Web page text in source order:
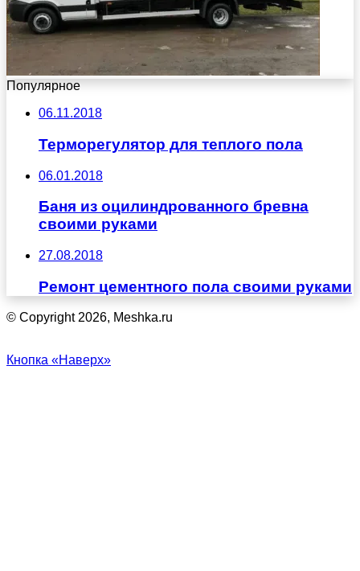
Популярное
06.11.2018
Терморегулятор для теплого пола
06.01.2018
Баня из оцилиндрованного бревна
своими руками
27.08.2018
Ремонт цементного пола своими руками
© Copyright 2026, Meshka.ru
Кнопка «Наверх»